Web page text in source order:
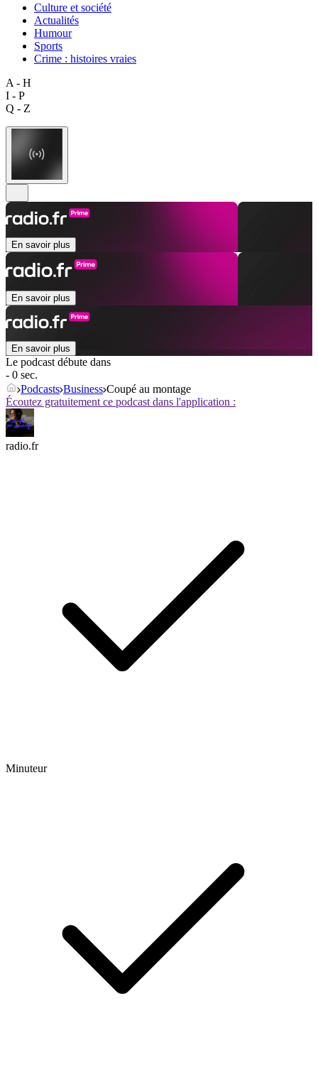
Culture et société
Actualités
Humour
Sports
Crime : histoires vraies
A - H
I - P
Q - Z
En savoir plus
En savoir plus
En savoir plus
Le podcast débute dans
- 0 sec.
Podcasts Business Coupé au montage
Écoutez gratuitement ce podcast dans l'application :
radio.fr
Minuteur